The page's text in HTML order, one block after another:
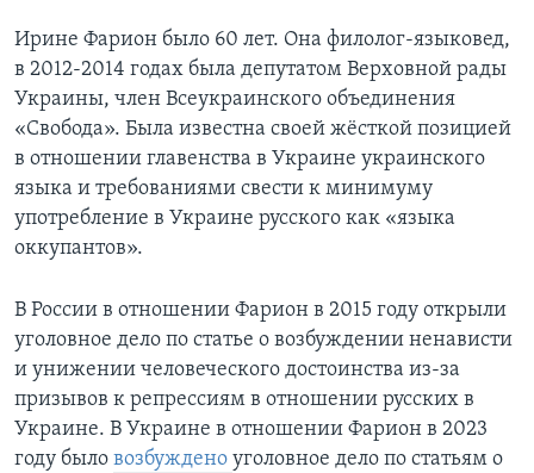
Ирине Фарион было 60 лет. Она филолог-языковед,
в 2012-2014 годах была депутатом Верховной рады
Украины, член Всеукраинского объединения
«Свобода». Была известна своей жёсткой позицией
в отношении главенства в Украине украинского
языка и требованиями свести к минимуму
употребление в Украине русского как «языка
оккупантов».
В России в отношении Фарион в 2015 году открыли
уголовное дело по статье о возбуждении ненависти
и унижении человеческого достоинства из-за
призывов к репрессиям в отношении русских в
Украине. В Украине в отношении Фарион в 2023
году было возбуждено уголовное дело по статьям о